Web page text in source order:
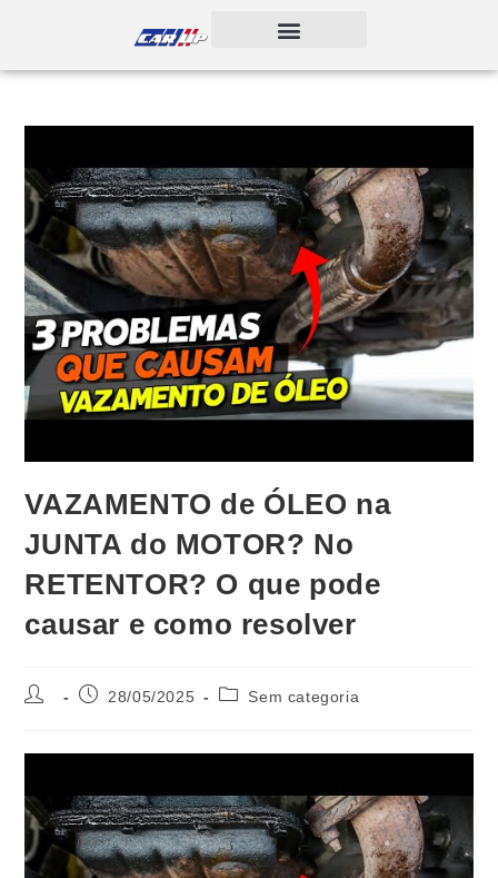
VAZAMENTO de ÓLEO na
JUNTA do MOTOR? No
RETENTOR? O que pode
causar e como resolver
28/05/2025 Sem categoria